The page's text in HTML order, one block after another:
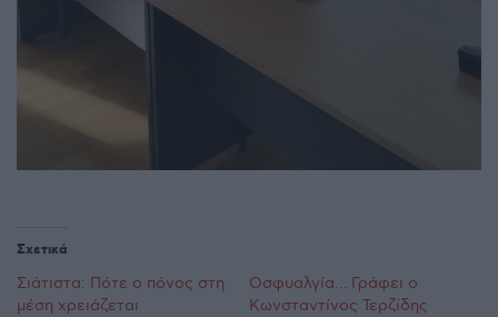
Σχετικά
Σιάτιστα: Πότε ο πόνος στη
μέση χρειάζεται
Οσφυαλγία… Γράφει ο
Κωνσταντίνος Τερζίδης